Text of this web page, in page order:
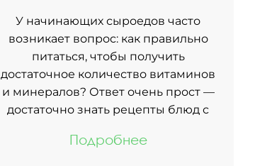
У начинающих сыроедов часто
возникает вопрос: как правильно
питаться, чтобы получить
достаточное количество витаминов
и минералов? Ответ очень прост —
достаточно знать рецепты блюд с
Подробнее